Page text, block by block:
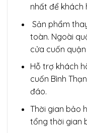
nhất để khách
Sản phẩm
toàn. Ngoài
cửa cuốn
Hỗ trợ khách
cuốn Bình
đáo.
Thời gian bảo
tổng thời gian